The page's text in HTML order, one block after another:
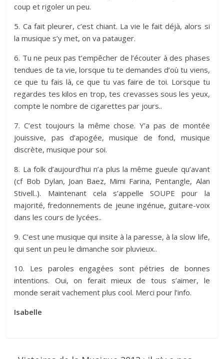
coup et rigoler un peu.
5. Ca fait pleurer, c’est chiant. La vie le fait déjà, alors si
la musique s’y met, on va patauger.
6. Tu ne peux pas t’empêcher de l’écouter à des phases
tendues de ta vie, lorsque tu te demandes d’où tu viens,
ce que tu fais là, ce que tu vas faire de toi. Lorsque tu
regardes tes kilos en trop, tes crevasses sous les yeux,
compte le nombre de cigarettes par jours..
7. C’est toujours la même chose. Y’a pas de montée
jouissive, pas d’apogée, musique de fond, musique
discrète, musique pour soi.
8. La folk d’aujourd’hui n’a plus la même gueule qu’avant
(cf Bob Dylan, Joan Baez, Mimi Farina, Pentangle, Alan
Stivell..). Maintenant cela s’appelle SOUPE pour la
majorité, fredonnements de jeune ingénue, guitare-voix
dans les cours de lycées..
9. C’est une musique qui insite à la paresse, à la slow life,
qui sent un peu le dimanche soir pluvieux..
10. Les paroles engagées sont pétries de bonnes
intentions. Oui, on ferait mieux de tous s’aimer, le
monde serait vachement plus cool. Merci pour l’info.
Isabelle